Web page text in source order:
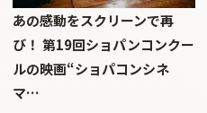
あの感動をスクリーンで再
び！ 第19回ショパンコンクー
ルの映画“ショパコンシネ
マ…